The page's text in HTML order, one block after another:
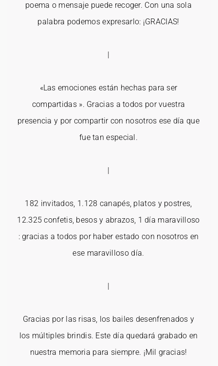
poema o mensaje puede recoger. Con una sola
palabra podemos expresarlo: ¡GRACIAS!
|
«Las emociones están hechas para ser
compartidas ». Gracias a todos por vuestra
presencia y por compartir con nosotros ese día que
fue tan especial.
|
182 invitados, 1.128 canapés, platos y postres,
12.325 confetis, besos y abrazos, 1 día maravilloso
: gracias a todos por haber estado con nosotros en
ese maravilloso día.
|
Gracias por las risas, los bailes desenfrenados y
los múltiples brindis. Este día quedará grabado en
nuestra memoria para siempre. ¡Mil gracias!